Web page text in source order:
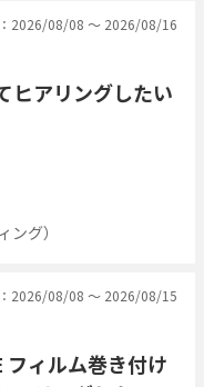
2026/08/08 〜 2026/08/16
ヒアリングしたい
グ）
2026/08/08 〜 2026/08/15
フィルム巻き付け